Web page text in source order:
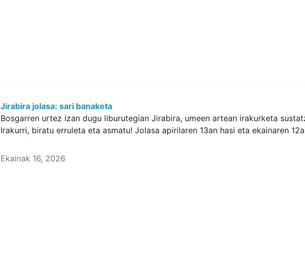
Jirabira jolasa: sari banaketa
Bosgarren urtez izan dugu liburutegian Jirabira, umeen artean irakurketa
Irakurri, biratu erruleta eta asmatu! Jolasa apirilaren 13an hasi eta ekainaren
Ekainak 16, 2026